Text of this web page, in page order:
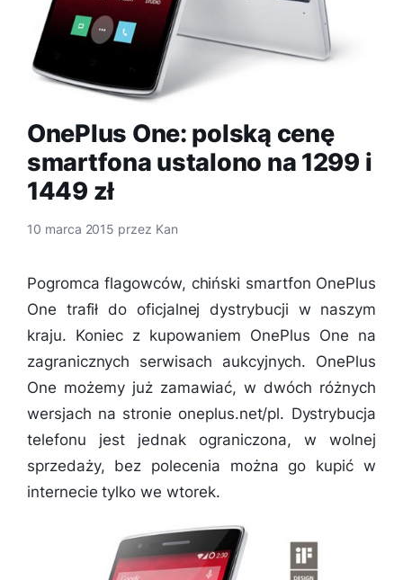
OnePlus One: polską cenę
smartfona ustalono na 1299 i
1449 zł
10 marca 2015 przez Kan
Pogromca flagowców, chiński smartfon OnePlus
One trafił do oficjalnej dystrybucji w naszym
kraju. Koniec z kupowaniem OnePlus One na
zagranicznych serwisach aukcyjnych. OnePlus
One możemy już zamawiać, w dwóch różnych
wersjach na stronie oneplus.net/pl. Dystrybucja
telefonu jest jednak ograniczona, w wolnej
sprzedaży, bez polecenia można go kupić w
internecie tylko we wtorek.